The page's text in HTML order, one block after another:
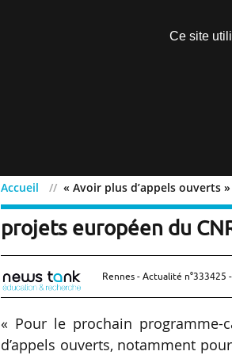
Accueil « Avoir plus d’appels ouverts
« Avoir plus d’appels
projets européen du
Rennes - Actualité n°333425
« Pour le prochain programme-
d’appels ouverts, notamment
Ce site